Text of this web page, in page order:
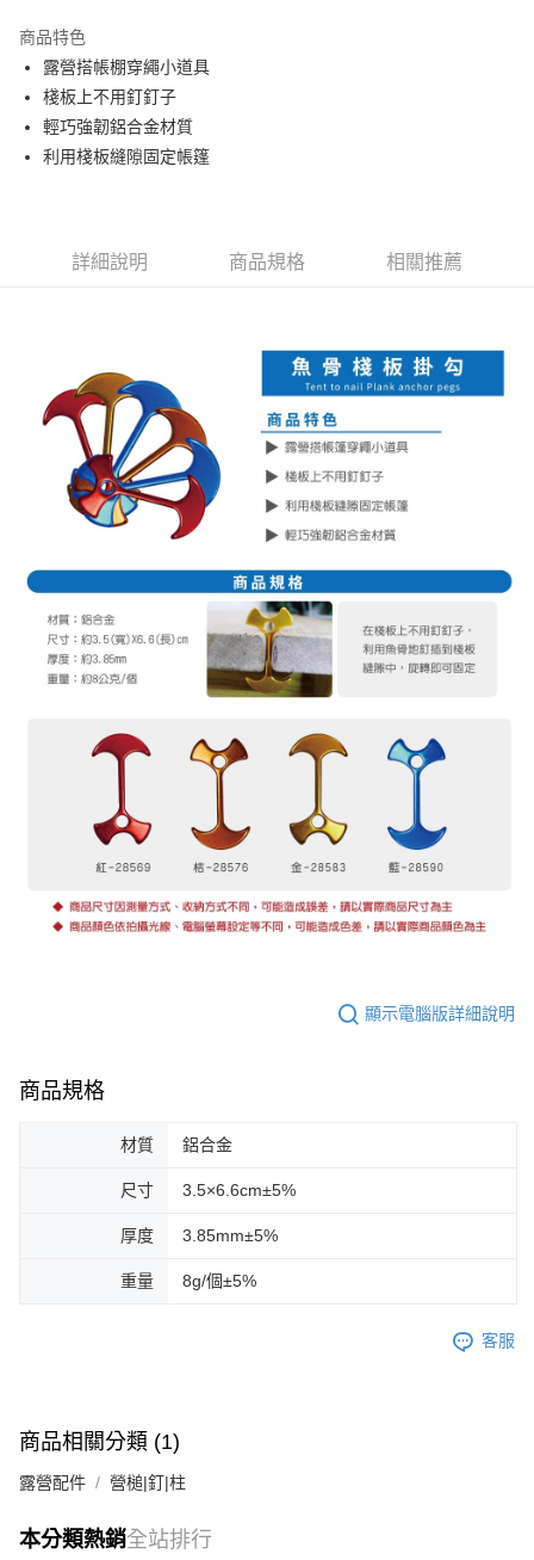
合作金庫商業銀行
華南商業銀行
上海商業儲蓄銀行
國泰世華商業銀行
臺灣中小企業銀行
玉山商業銀行
星展（台灣）商業銀行
台新國際商業銀行
中國信託商業銀行
LINE Pay
Apple Pay
街口支付
AFTEE先享後付
AFTEE先享後付是「在收到商品之後才付款」的支付方式。 讓您購物簡單
便利好安心！
１．簡單：不需註冊會員、不需綁卡、不需儲值。
２．便利：只要手機號碼，簡訊認證，即可結帳。
３．安心：先確認商品／服務後，再付款。
【「AFTEE先享後付」結帳流程】
１．於結帳方式選擇「AFTEE先享後付」後，將跳轉至「AFTEE先享後付」
結帳頁面，進行簡訊認證並確認金額後，即可完成結帳。
３．收到繳費通知簡訊後14天內，點擊此簡訊中的連結，可透過四大超商／
ATM／網路銀行／等多元方式進行付款，方視為交易完成。
※ 請注意：結帳手續完成當下不需立刻繳費，但若您需要取消訂單，請聯絡
購買商品的店家。未經商家同意取消之訂單仍視為有效，需透過AFTEE先享
後付繳納相關費用。
※ 交易是否成功請以「AFTEE先享後付 」之結帳頁面顯示為準，若有關於
是否繳費成功／繳費後需取消欲退款等相關疑問，請聯繫「AFTEE先享後付
１．透過由恩沛科技股份有限公司提供之「AFTEE先享後付」服務完成之交
易，需依本服務之必要範圍內提供個人資料，並將交易相關給付款項請求債
權轉讓予恩沛科技股份有限公司。
２．關於個人資料處理事宜，請瀏覽以下網址：
https://aftee.tw/terms/#terms3
「AFTEE先享後付」，若未經同意申辦者引起之損失，本公司不負相關責
任。
５．嚴禁一人註冊多個帳號或使用他人資訊註冊。若發現惡意使用之情形，
運送方式
每筆NT$160，滿NT$1,000(含以上)免運費
日本/香港/馬來西亞/越南/空運
商品特色
露營搭帳棚穿繩小道具
棧板上不用釘釘子
輕巧強韌鋁合金材質
利用棧板縫隙固定帳篷
詳細說明 商品規格 相關推薦
顯示電腦版詳細說明
商品規格
材質 鋁合金
尺寸 3.5×6.6cm±5%
厚度 3.85mm±5%
重量 8g/個±5%
客服
商品相關分類 (1)
露營配件 營槌|釘|柱
本分類熱銷全站排行